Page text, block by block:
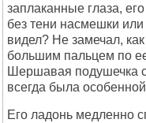
заплаканные глаза,
без тени насмешки
видел? Не замечал,
большим пальцем по
Шершавая подушечка
всегда была
Его ладонь медленно